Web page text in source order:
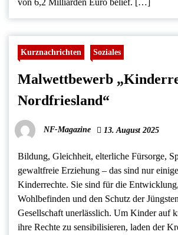
Kurznachrichten Soziales
Malwettbewerb
Nordfriesland“
NF-Magazine 13. August 2025
Bildung, Gleichheit, elterliche Fürsorge,
gewaltfreie Erziehung – das sind nur
Kinderrechte. Sie sind für die
Wohlbefinden und den Schutz der
Gesellschaft unerlässlich. Um Kinder auf
ihre Rechte zu sensibilisieren, laden der